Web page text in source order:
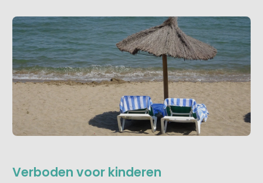
Verboden voor kinderen